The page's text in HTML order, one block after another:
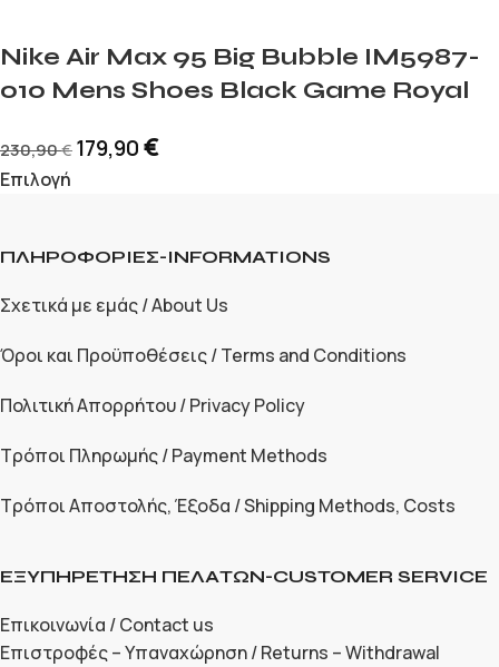
Nike Air Max 95 Big Bubble IM5987-
010 Mens Shoes Black Game Royal
230,90€ 179,90€
Επιλογή
ΠΛΗΡΟΦΟΡΙΕΣ-INFORMATIONS
Σχετικά με εμάς / About Us
Όροι και Προϋποθέσεις / Terms and Conditions
Πολιτική Απορρήτου / Privacy Policy
Τρόποι Πληρωμής / Payment Methods
Τρόποι Αποστολής, Έξοδα / Shipping Methods, Costs
ΕΞΥΠΗΡΕΤΗΣΗ ΠΕΛΑΤΩΝ-CUSTOMER SERVICE
Επικοινωνία / Contact us
Επιστροφές – Υπαναχώρηση / Returns – Withdrawal